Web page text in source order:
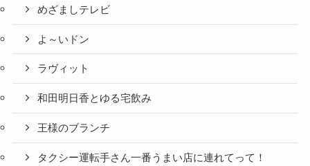
めざましテレビ
よ～いドン
ラヴィット
和田明日香とゆる宅飲み
王様のブランチ
タクシー運転手さん一番うまい店に連れてって！